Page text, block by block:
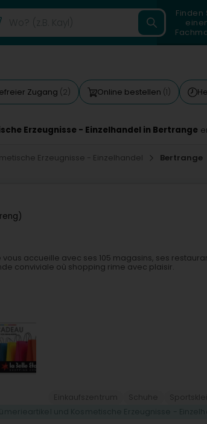
Finden
Zugang (2) Online bestellen (1)
Erzeugnisse - Einzelhandel in Bertrange
Erzeugnisse - Einzelhandel Bertrange
accueille avec ses 105 magasins, ses
conviviale où shopping rime avec plaisir.